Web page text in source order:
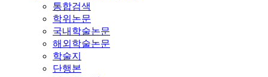
통합검색
학위논문
국내학술논문
해외학술논문
학술지
단행본